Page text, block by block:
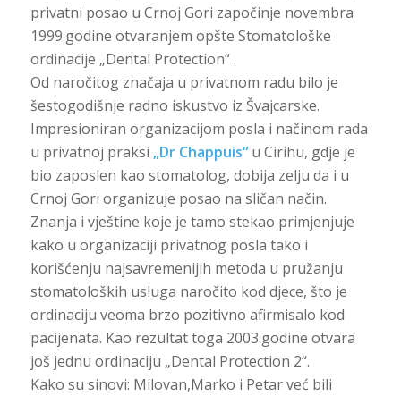
privatni posao u Crnoj Gori započinje novembra
1999.godine otvaranjem opšte Stomatološke
ordinacije „Dental Protection“ .
Od naročitog značaja u privatnom radu bilo je
šestogodišnje radno iskustvo iz Švajcarske.
Impresioniran organizacijom posla i načinom rada
u privatnoj praksi „Dr Chappuis“u Cirihu, gdje je
bio zaposlen kao stomatolog, dobija zelju da i u
Crnoj Gori organizuje posao na sličan način.
Znanja i vještine koje je tamo stekao primjenjuje
kako u organizaciji privatnog posla tako i
korišćenju najsavremenijih metoda u pružanju
stomatoloških usluga naročito kod djece, što je
ordinaciju veoma brzo pozitivno afirmisalo kod
pacijenata. Kao rezultat toga 2003.godine otvara
još jednu ordinaciju „Dental Protection 2“.
Kako su sinovi: Milovan,Marko i Petar već bili